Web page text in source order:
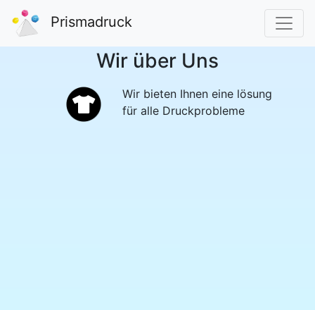
Prismadruck
Wir über Uns
Wir bieten Ihnen eine lösung
für alle Druckprobleme